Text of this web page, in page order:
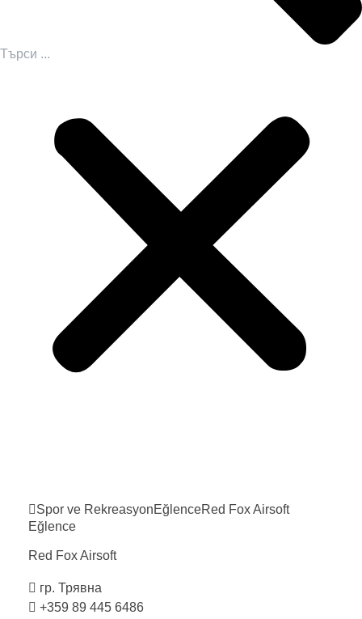
Spor ve RekreasyonEğlenceRed FoxAirsoft
Eğlence
Red FoxAirsoft
гр. Трявна
+359 89 445 6486